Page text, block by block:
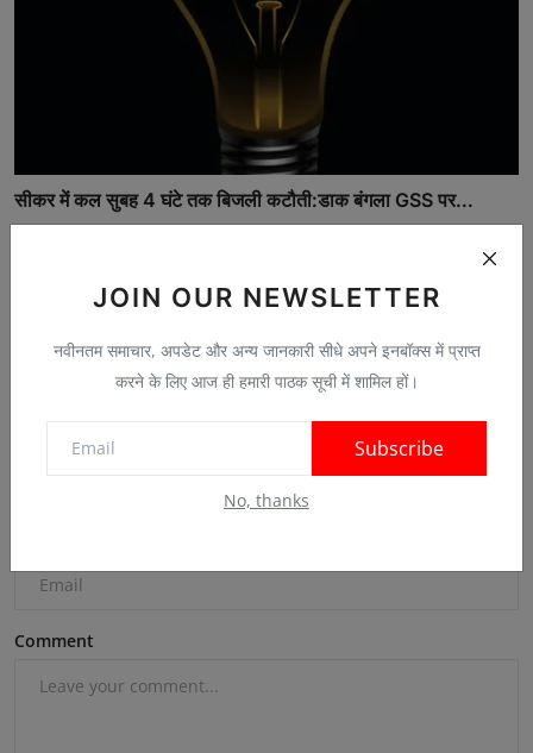
JOIN OUR NEWSLETTER
नवीनतम समाचार, अपडेट और अन्य जानकारी सीधे अपने इनबॉक्स में प्राप्त
करने के लिए आज ही हमारी पाठक सूची में शामिल हों।
Subscribe
No, thanks
सीकर में कल सुबह 4 घंटे तक बिजली कटौती:डाक बंगला GSS पर...
Comments
Comment